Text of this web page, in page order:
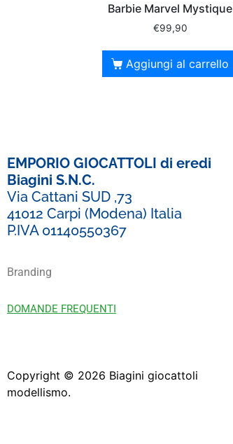
Barbie Marvel Mystique
€99,90
Aggiungi al carrello
EMPORIO GIOCATTOLI di eredi
Biagini S.N.C.
Via Cattani SUD ,73
41012 Carpi (Modena) Italia
P.IVA 01140550367
Branding
DOMANDE FREQUENTI
Copyright © 2026 Biagini giocattoli
modellismo.